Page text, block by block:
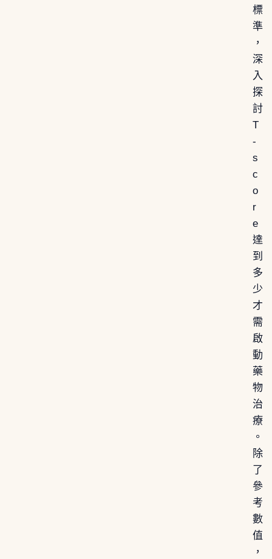
標
準
，
深
入
探
討
T
-
s
c
o
r
e
達
到
多
少
才
需
啟
動
藥
物
治
療
。
除
了
參
考
數
值
，